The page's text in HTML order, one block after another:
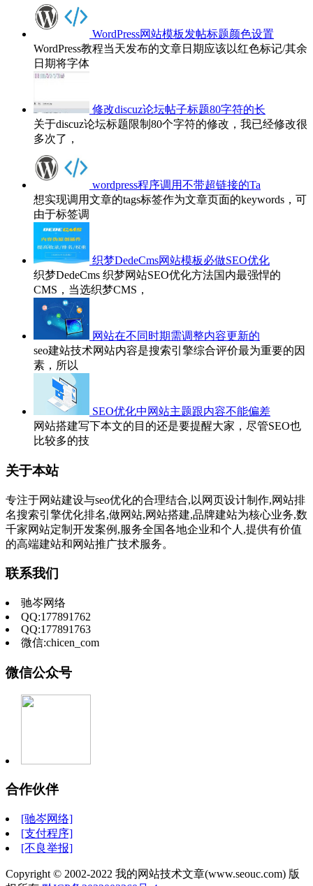
WordPress网站模板发帖标题颜色设置
WordPress教程当天发布的文章日期应该以红色标记/其余
日期将字体
修改discuz论坛帖子标题80字符的长
关于discuz论坛标题限制80个字符的修改，我已经修改很
多次了，
wordpress程序调用不带超链接的Ta
想实现调用文章的tags标签作为文章页面的keywords，可
由于标签调
织梦DedeCms网站模板必做SEO优化
织梦DedeCms 织梦网站SEO优化方法国内最强悍的
CMS，当选织梦CMS，
网站在不同时期需调整内容更新的
seo建站技术网站内容是搜索引擎综合评价最为重要的因
素，所以
SEO优化中网站主题跟内容不能偏差
网站搭建写下本文的目的还是要提醒大家，尽管SEO也
比较多的技
关于本站
专注于网站建设与seo优化的合理结合,以网页设计制作,网站排
名搜索引擎优化排名,做网站,网站搭建,品牌建站为核心业务,数
千家网站定制开发案例,服务全国各地企业和个人,提供有价值
的高端建站和网站推广技术服务。
联系我们
驰岑网络
QQ:177891762
QQ:177891763
微信:chicen_com
微信公众号
合作伙伴
[驰岑网络]
[支付程序]
[不良举报]
Copyright © 2002-2022 我的网站技术文章(www.seouc.com) 版